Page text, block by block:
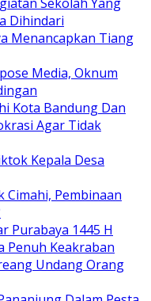
Dihindari
Menancapkan Tiang
Media, Oknum
Kota Bandung Dan
Agar Tidak
Kepala Desa
Cimahi, Pembinaan
Purabaya 1445 H
Penuh Keakraban
Undang Orang